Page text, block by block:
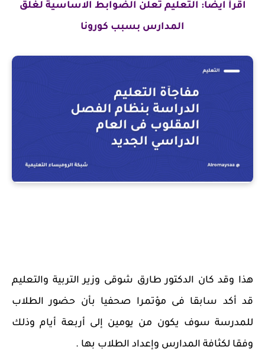
اقرأ ايضاً: التعليم تعلن الضوابط الاساسية لغلق
المدارس بسبب كورونا
هذا وقد كان الدكتور طارق شوقى وزير التربية والتعليم
قد أكد سابقا فى مؤتمرا صحفيا بأن حضور الطلاب
للمدرسة سوف يكون من يومين إلى أربعة أيام وذلك
وفقا لكثافة المدارس وإعداد الطلاب بها .